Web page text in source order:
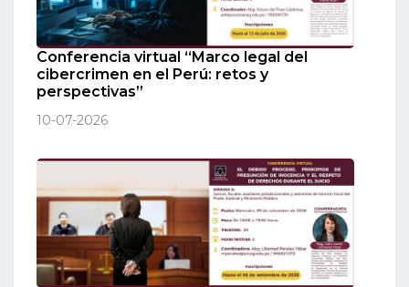
Conferencia virtual “Marco legal del
cibercrimen en el Perú: retos y
perspectivas”
10-07-2026